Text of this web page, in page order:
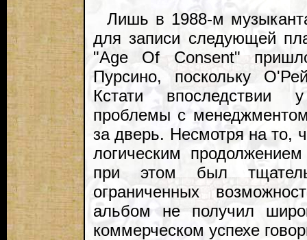
Лишь в 1988-м
для записи следующей
"Age Of Consent"
Пурсино, поскольку
Кстати впоследствии
проблемы с
за дверь. Несмотря на то,
логическим
при этом был
ограниченных
альбом не получил
коммерческом успехе